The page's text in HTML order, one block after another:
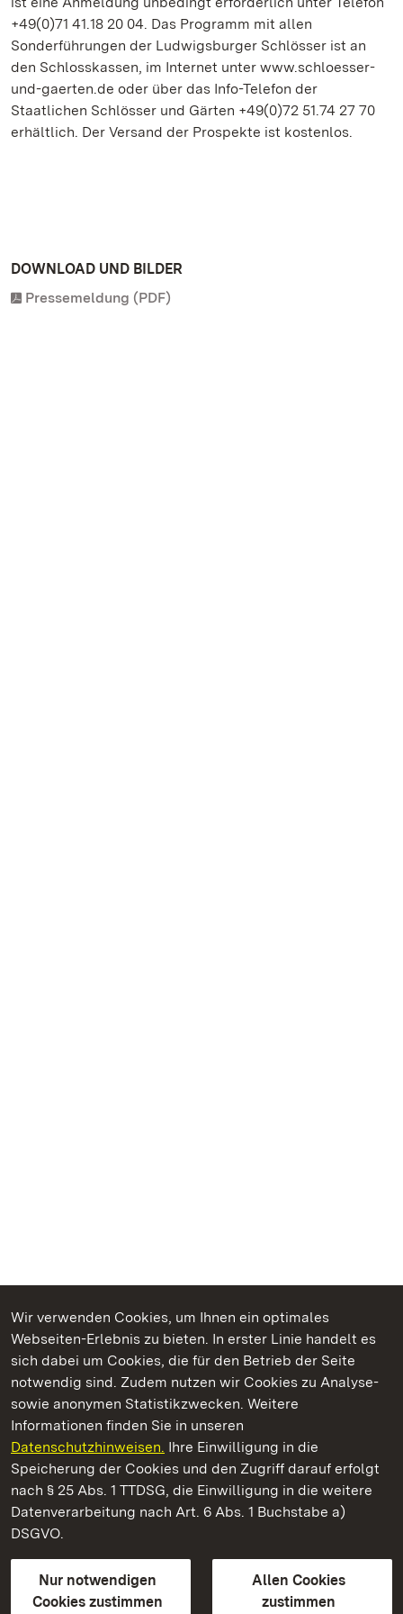
Wir verwenden Cookies, um Ihnen ein optimales
Webseiten-Erlebnis zu bieten. In erster Linie handelt es
sich dabei um Cookies, die für den Betrieb der Seite
notwendig sind. Zudem nutzen wir Cookies zu Analyse-
sowie anonymen Statistikzwecken. Weitere
Informationen finden Sie in unseren
Datenschutzhinweisen. Ihre Einwilligung in die
Speicherung der Cookies und den Zugriff darauf erfolgt
nach § 25 Abs. 1 TTDSG, die Einwilligung in die weitere
Datenverarbeitung nach Art. 6 Abs. 1 Buchstabe a)
DSGVO.
Nur notwendigen
Cookies zustimmen
Allen Cookies
zustimmen
+49(0)71 41.18 20 04. Das Programm mit allen
Sonderführungen der Ludwigsburger Schlösser ist an
den Schlosskassen, im Internet unter www.schloesser-
und-gaerten.de oder über das Info-Telefon der
Staatlichen Schlösser und Gärten +49(0)72 51.74 27 70
erhältlich. Der Versand der Prospekte ist kostenlos.
DOWNLOAD UND BILDER
Pressemeldung (PDF)
Kommen. Staunen. Genießen.
Residenzschloss Ludwigsburg
Staatliche Schlösser und Gärten Baden-Württemberg
Kontakt
GebärdenspracheLeichte Sprache
Erklärung zur Barrierefreiheit
BITV-konform (geprüfte Seiten)